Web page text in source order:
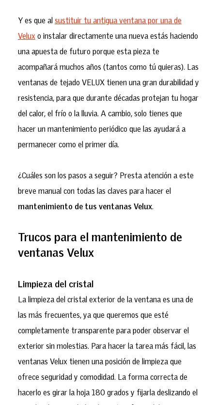
Y es que al sustituir tu antigua ventana por una de
Velux o instalar directamente una nueva estás haciendo
una apuesta de futuro porque esta pieza te
acompañará muchos años (tantos como tú quieras). Las
ventanas de tejado VELUX tienen una gran durabilidad y
resistencia, para que durante décadas protejan tu hogar
del calor, el frío o la lluvia. A cambio, solo tienes que
hacer un mantenimiento periódico que las ayudará a
permanecer como el primer día.
¿Cuáles son los pasos a seguir? Presta atención a este
breve manual con todas las claves para hacer el
mantenimiento de tus ventanas Velux.
Trucos para el mantenimiento de
ventanas Velux
Limpieza del cristal
La limpieza del cristal exterior de la ventana es una de
las más frecuentes, ya que queremos que esté
completamente transparente para poder observar el
exterior sin molestias. Para hacer la tarea más fácil, las
ventanas Velux tienen una posición de limpieza que
ofrece seguridad y comodidad. La forma correcta de
hacerlo es girar la hoja 180 grados y fijarla deslizando el